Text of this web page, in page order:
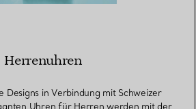
Herrenuhren
Designs in Verbindung mit Schweizer
Uhren für Herren werden mit der